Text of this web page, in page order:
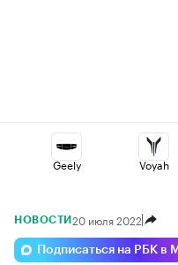
Geely Voyah
Lada Changan
НОВОСТИ 20 июля 2022
Подписаться на РБК в